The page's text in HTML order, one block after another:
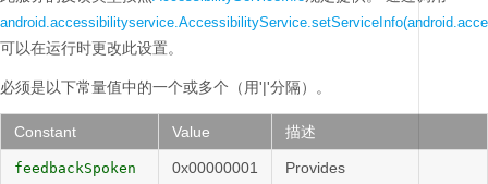
可以在运行时更改此设置。
必须是以下常量值中的一个或多个（用'|'分隔）。
Constant Value 描述
feedbackSpoken 0x00000001 Provides